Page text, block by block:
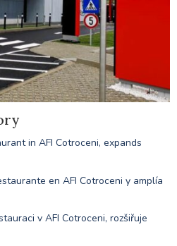
in AFI Cotroceni, expands
en AFI Cotroceni y amplía
v AFI Cotroceni, rozšiřuje